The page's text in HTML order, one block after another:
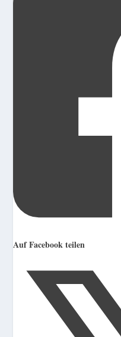
Auf Facebook teilen